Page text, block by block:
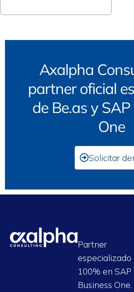
Axalpha
partner oficial
de Be.as y
One
Solicitar
Partner
especializado
100% en SAP
Business One.